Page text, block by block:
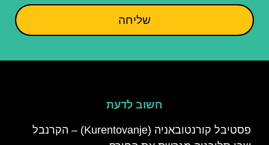
שליחה
חשוב לדעת
פסטיבל קורנטובאניה (Kurentovanje) – הקרנבל